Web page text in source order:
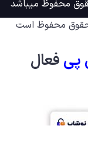
محفوظ است
پی فعال